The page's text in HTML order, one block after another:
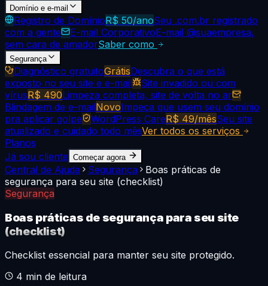
Domínio e e-mail
Registro de DomínioR$ 50/anoSeu .com.br registrado
com a gente
E-mail CorporativoE-mail @suaempresa,
sem cara de amadorSaber como
Segurança
Diagnóstico gratuitoGrátisDescubra o que está
exposto no seu site e e-mail
Site invadido ou com
vírusR$ 490Limpeza completa, site de volta no ar
Blindagem de e-mailNovoImpeça que usem seu domínio
pra aplicar golpe
WordPress CareR$ 49/mêsSeu site
atualizado e cuidado todo mêsVer todos os serviços
Planos
Já sou cliente Começar agora
Central de Ajuda Segurança
Boas práticas de
segurança para seu site (checklist)
Segurança
Boas práticas de segurança para seu site
(checklist)
Checklist essencial para manter seu site protegido.
4 min de leitura